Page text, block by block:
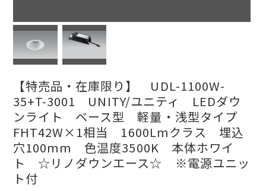
【特売品・在庫限り】 UDL-1100W-
35+T-3001 UNITY/ユニティ LEDダウ
ンライト ベース型 軽量・浅型タイプ
FHT42W×1相当 1600Lmクラス 埋込
穴100mm 色温度3500K 本体ホワイ
ト ☆リノダウンエース☆ ※電源ユニッ
ト付